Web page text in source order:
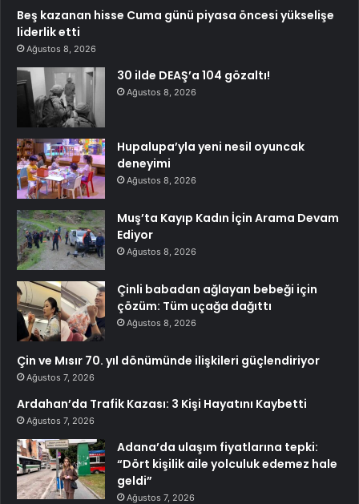
Beş kazanan hisse Cuma günü piyasa öncesi yükselişe
liderlik etti
Ağustos 8, 2026
30 ilde DEAŞ’a 104 gözaltı!
Ağustos 8, 2026
Hupalupa’yla yeni nesil oyuncak
deneyimi
Ağustos 8, 2026
Muş’ta Kayıp Kadın İçin Arama Devam
Ediyor
Ağustos 8, 2026
Çinli babadan ağlayan bebeği için
çözüm: Tüm uçağa dağıttı
Ağustos 8, 2026
Çin ve Mısır 70. yıl dönümünde ilişkileri güçlendiriyor
Ağustos 7, 2026
Ardahan’da Trafik Kazası: 3 Kişi Hayatını Kaybetti
Ağustos 7, 2026
Adana’da ulaşım fiyatlarına tepki:
“Dört kişilik aile yolculuk edemez hale
geldi”
Ağustos 7, 2026